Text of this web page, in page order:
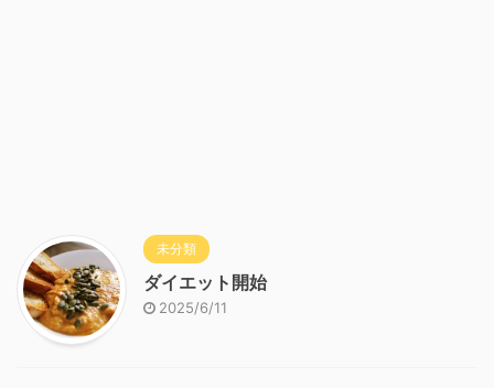
未分類
ダイエット開始
2025/6/11